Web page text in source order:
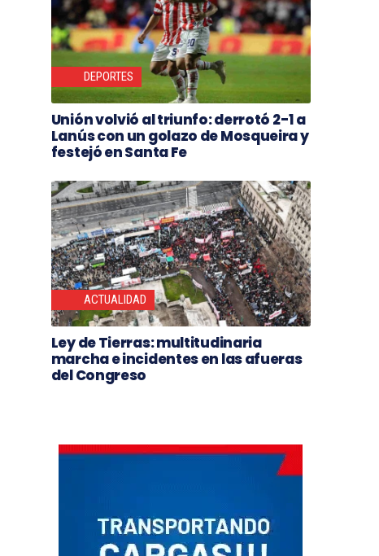
DEPORTES
Unión volvió al triunfo: derrotó 2-1 a
Lanús con un golazo de Mosqueira y
festejó en Santa Fe
ACTUALIDAD
Ley de Tierras: multitudinaria
marcha e incidentes en las afueras
del Congreso